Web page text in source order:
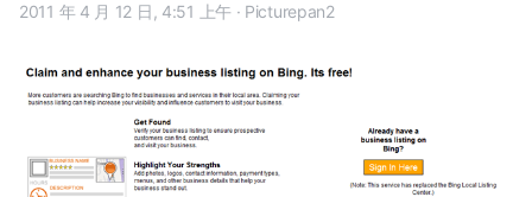
2011 年 4 月 12 日, 4:51 上午 · Picturepan2